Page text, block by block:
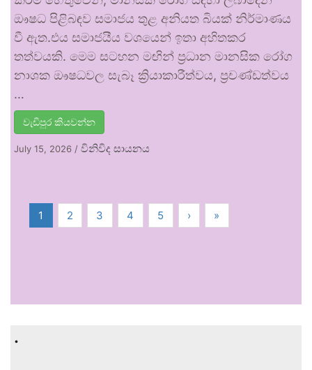
ඖෂධ පිළිබඳව සමාජය තුළ අනියත බියක් නිර්මාණය
වී ඇත.එය සමාජයීය වශයෙන් ඉතා අහිතකර
තත්වයකි. මෙම සටහන මඟින් ප්‍රධාන මානසික රෝග
නාශක ඖෂධවල සැබෑ ක්‍රියාකාරීත්වය, ප්‍රචණ්ඩත්වය
…
වැඩිපුර කියවන්න
July 15, 2026 / විනිවිද සායනය
1 2 3 4 5 › »
.